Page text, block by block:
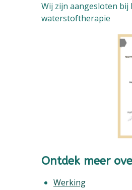
Wij zijn aangesloten
waterstoftherapie
Ontdek meer
Werking